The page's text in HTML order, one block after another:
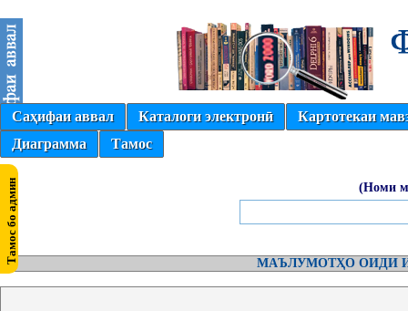
Саҳифаи аввал Каталоги электронӣ
Картотекаи
Диаграмма
Тамос
(Номи
МАЪЛУМОТҲО ОИДИ